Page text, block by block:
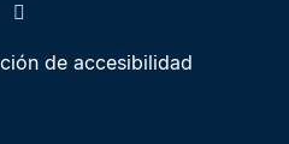
de accesibilidad